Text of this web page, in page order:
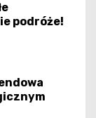
podróże!